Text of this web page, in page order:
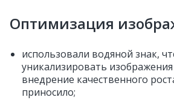
Оптимизация
использовали водяной знак,
уникализировать
внедрение качественного
приносило;